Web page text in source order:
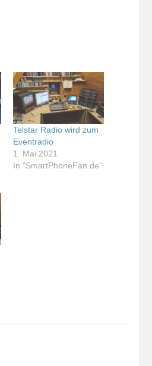
Telstar Radio wird zum
Eventradio
1. Mai 2021
In "SmartPhoneFan.de"